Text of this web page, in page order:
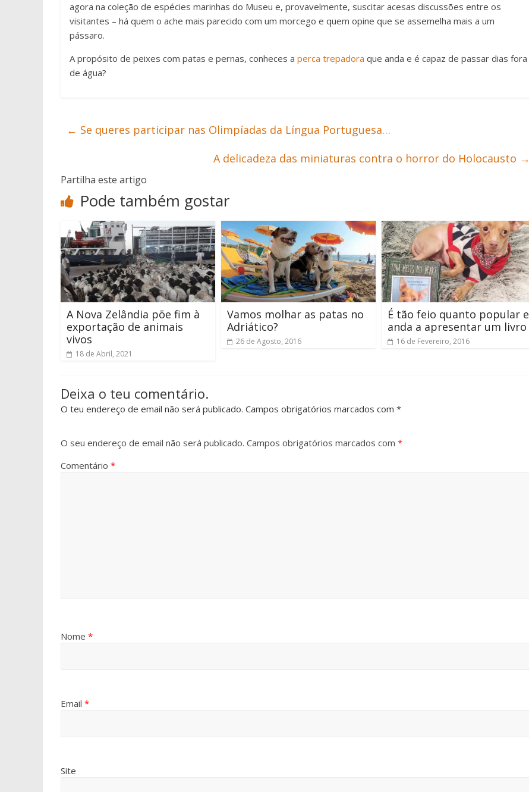
agora na coleção de espécies marinhas do Museu e, provavelmente, suscitar acesas discussões entre os
visitantes – há quem o ache mais parecido com um morcego e quem opine que se assemelha mais a um
pássaro.
A propósito de peixes com patas e pernas, conheces a perca trepadora que anda e é capaz de passar dias fora
de água?
← Se queres participar nas Olimpíadas da Língua Portuguesa…
A delicadeza das miniaturas contra o horror do Holocausto →
Partilha este artigo
Pode também gostar
A Nova Zelândia põe fim à
exportação de animais
vivos
18 de Abril, 2021
Vamos molhar as patas no
Adriático?
26 de Agosto, 2016
É tão feio quanto popular e
anda a apresentar um livro
16 de Fevereiro, 2016
Deixa o teu comentário.
O teu endereço de email não será publicado. Campos obrigatórios marcados com *
O seu endereço de email não será publicado. Campos obrigatórios marcados com *
Comentário *
Nome *
Email *
Site